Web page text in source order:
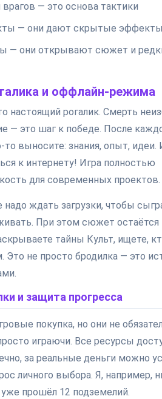
врагов — это основа тактики
— они дают скрытые
— они открывают сюжет и
и оффлайн-режима
настоящий рогалик. Смерть
— это шаг к победе. После
выносите: знания, опыт, идеи.
к интернету! Игра полностью
для современных проектов.
надо ждать загрузки, чтобы
При этом сюжет остаётся
тайны Культ, ищете,
Это не просто бродилка — это
и защита прогресса
покупка, но они не
играючи. Все ресурсы
за реальные деньги можно
личного выбора. Я, например,
прошёл 12 подземелий.